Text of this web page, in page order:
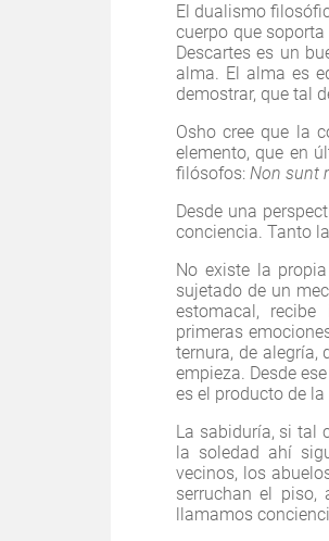
El dualismo
cuerpo que
Descartes es un
alma. El alma es
demostrar, que tal
Osho cree que la
elemento, que en
filósofos: Non sunt
Desde una
conciencia. Tanto
No existe la
sujetado de un
estomacal,
primeras
ternura, de alegría,
empieza. Desde
es el producto de
La sabiduría, si tal
la soledad ahí
vecinos, los
serruchan el piso,
llamamos